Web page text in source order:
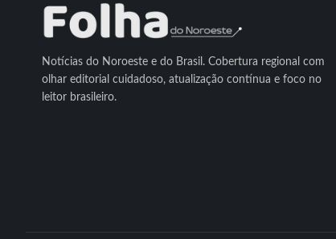
Notícias do Noroeste e do Brasil. Cobertura regional com
olhar editorial cuidadoso, atualização contínua e foco no
leitor brasileiro.